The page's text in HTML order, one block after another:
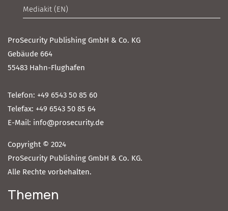
Mediakit (EN)
ProSecurity Publishing GmbH & Co. KG
Gebäude 664
55483 Hahn-Flughafen
Telefon: +49 6543 50 85 60
Telefax: +49 6543 50 85 64
E-Mail: info@prosecurity.de
Copyright © 2024
ProSecurity Publishing GmbH & Co. KG.
Alle Rechte vorbehalten.
Themen